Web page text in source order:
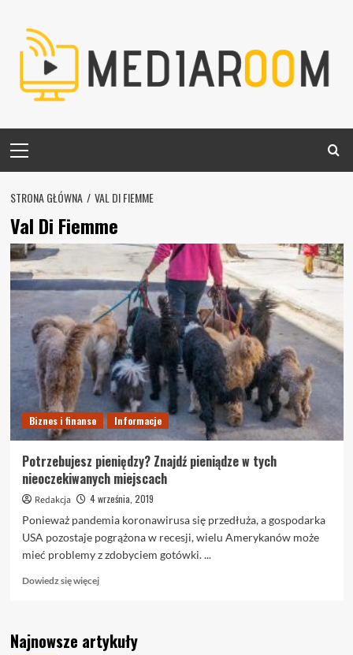
content
Menu
STRONA GŁÓWNA VAL DI FIEMME
Val Di Fiemme
Biznes i finanse Informacje
Potrzebujesz pieniędzy? Znajdź pieniądze w tych
nieoczekiwanych miejscach
Redakcja
4 września, 2019
Ponieważ pandemia koronawirusa się przedłuża, a gospodarka
USA pozostaje pogrążona w recesji, wielu Amerykanów może
mieć problemy z zdobyciem gotówki. ...
Dowiedz się więcejDowiedz
Potrzebujesz
Najnowsze artykuły